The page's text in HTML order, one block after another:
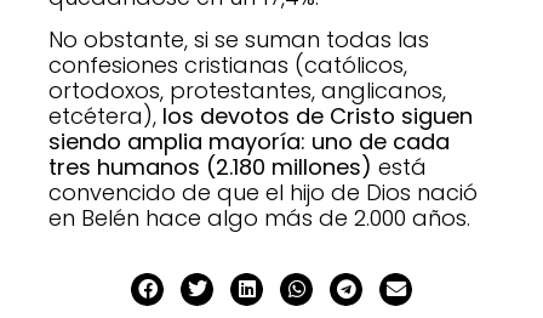
No obstante, si se suman todas las
confesiones cristianas (católicos,
ortodoxos, protestantes, anglicanos,
etcétera), los devotos de Cristo siguen
siendo amplia mayoría: uno de cada
tres humanos (2.180 millones) está
convencido de que el hijo de Dios nació
en Belén hace algo más de 2.000 años.